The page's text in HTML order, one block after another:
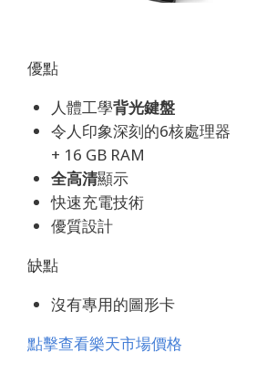
優點
人體工學背光鍵盤
令人印象深刻的6核處理器
+ 16 GB RAM
全高清顯示
快速充電技術
優質設計
缺點
沒有專用的圖形卡
點擊查看樂天市場價格